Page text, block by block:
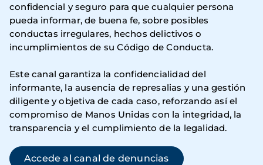
confidencial y seguro para que cualquier persona
pueda informar, de buena fe, sobre posibles
conductas irregulares, hechos delictivos o
incumplimientos de su Código de Conducta.
Este canal garantiza la confidencialidad del
informante, la ausencia de represalias y una gestión
diligente y objetiva de cada caso, reforzando así el
compromiso de Manos Unidas con la integridad, la
transparencia y el cumplimiento de la legalidad.
Accede al canal de denuncias(se abre en una